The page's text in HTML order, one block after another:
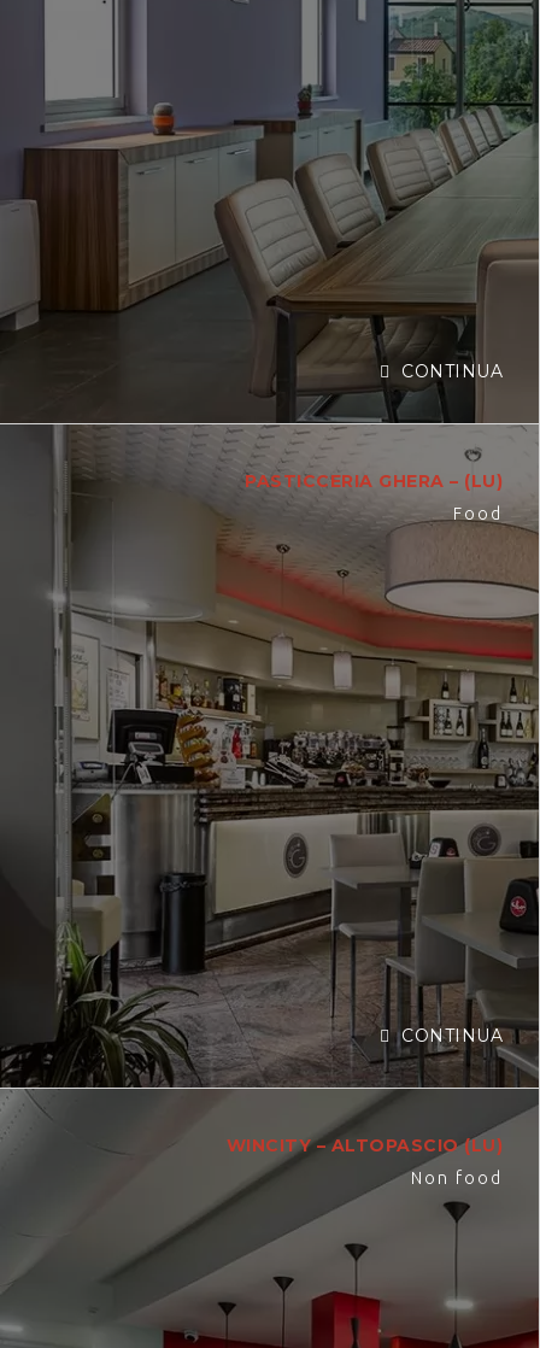
CONTINUA
PASTICCERIA GHERA – (LU)
Food
CONTINUA
WINCITY – ALTOPASCIO (LU)
Non food